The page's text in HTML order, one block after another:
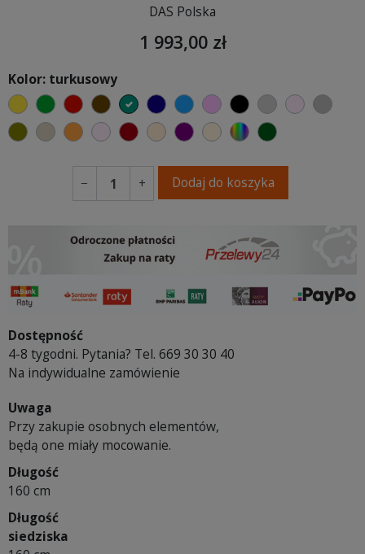
DAS Polska
1 993,00 zł
Kolor: turkusowy
żółtyzielonyczerwonyczekoladowy
turkusowygranatowyniebieski
różowyczarnyjasnoszary
jasny róż
szary
oliwkowy
beżowypomarańczowy
pastelowy róż
bordowyciepły kremowy
fioletowa purpura
ecru beżowy
wybór koloru
ciemno zielony
− + Dodaj do koszyka
Dostępność
4-8 tygodni. Pytania? Tel. 669 30 30 40
Na indywidualne zamówienie
Uwaga
Przy zakupie osobnych elementów,
będą one miały mocowanie.
Długość
160 cm
Długość
siedziska